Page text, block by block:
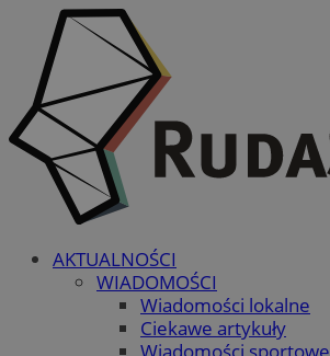
AKTUALNOŚCI
WIADOMOŚCI
Wiadomości lokalne
Ciekawe artykuły